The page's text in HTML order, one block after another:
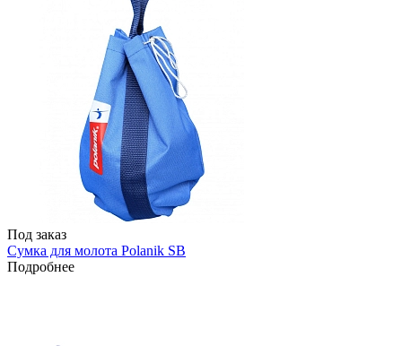
Под заказ
Сумка для молота Polanik SB
Подробнее